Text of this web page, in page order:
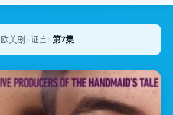
欧美剧>证言>第7集